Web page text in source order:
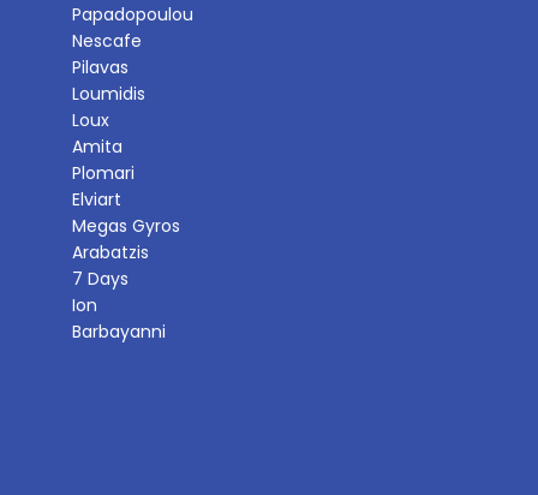
Papadopoulou
Nescafe
Pilavas
Loumidis
Loux
Amita
Plomari
Elviart
Megas Gyros
Arabatzis
7 Days
Ion
Barbayanni